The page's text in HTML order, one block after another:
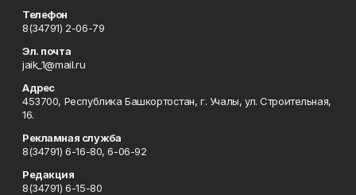
Телефон
8(34791) 2-06-79
Эл. почта
jaik_1@mail.ru
Адрес
453700, Республика Башкортостан, г. Учалы, ул. Строительная,
16.
Рекламная служба
8(34791) 6-16-80, 6-06-92
Редакция
8(34791) 6-15-80